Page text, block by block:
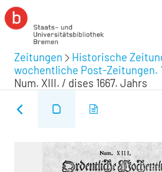
Zeitungen Historische
wochentliche Post-Zeitungen.
Num. XIII. / dises 1667. Jahrs